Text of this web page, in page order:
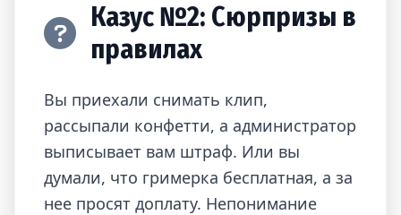
Казус №2: Сюрпризы в
правилах
Вы приехали снимать клип,
рассыпали конфетти, а администратор
выписывает вам штраф. Или вы
думали, что гримерка бесплатная, а за
нее просят доплату. Непонимание